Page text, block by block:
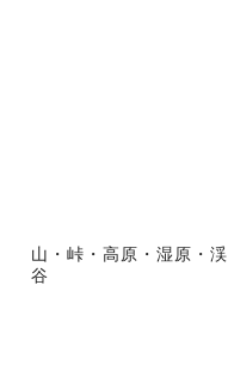
山・峠・高原・湿原・渓
谷